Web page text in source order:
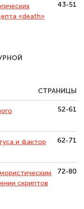
«death»
43-51
СТРАНИЦЫ
52-61
и фактор
62-71
скриптов
72-80